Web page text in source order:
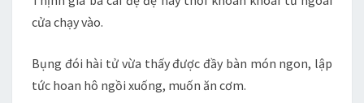
cửa chạy vào.
Bụng đói hài tử vừa thấy được đầy bàn món ngon, lập
tức hoan hô ngồi xuống, muốn ăn cơm.